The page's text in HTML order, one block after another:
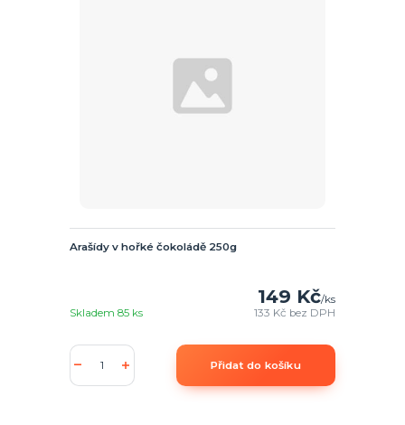
Arašídy v hořké čokoládě 250g
149 Kč/ks
133 Kč bez DPH
Skladem 85 ks
Přidat do košíku